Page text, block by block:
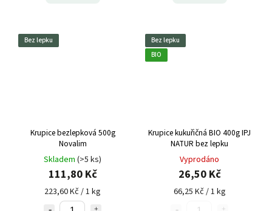
Bez lepku
Krupice bezlepková 500g
Novalim
Skladem (>5 ks)
111,80 Kč
223,60 Kč / 1 kg
Bez lepku
BIO
Krupice kukuřičná BIO 400g IPJ
NATUR bez lepku
Vyprodáno
26,50 Kč
66,25 Kč / 1 kg